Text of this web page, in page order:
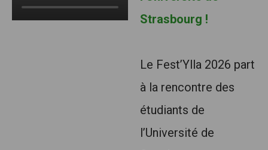
Strasbourg !
Le Fest’Ylla 2026 part
à la rencontre des
étudiants de
l’Université de